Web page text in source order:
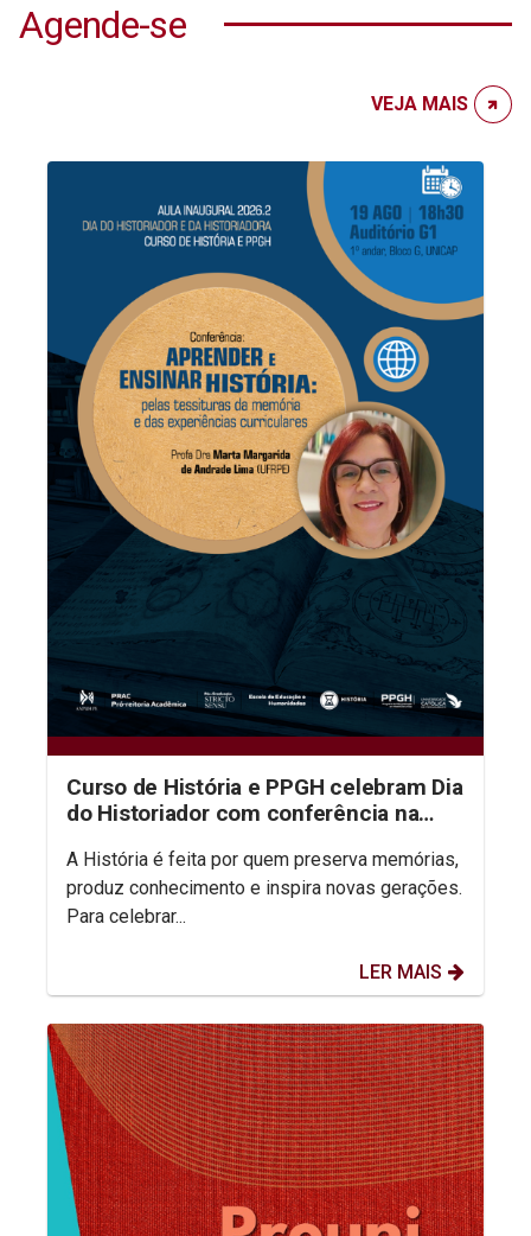
Agende-se
VEJA MAIS
Curso de História e PPGH celebram Dia
do Historiador com conferência na
A História é feita por quem preserva memórias,
produz conhecimento e inspira novas gerações.
Para celebrar...
LER MAIS